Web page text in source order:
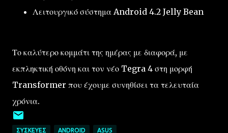
Λειτουργικό σύστημα Android 4.2 Jelly Bean
Το καλύτερο κομμάτι της ημέρας με διαφορά, με
εκπληκτική οθόνη και τον νέο Tegra 4 στη μορφή
Transformer που έχουμε συνηθίσει τα τελευταία
χρόνια.
ΣΥΣΚΕΥΈΣ ANDROID ASUS